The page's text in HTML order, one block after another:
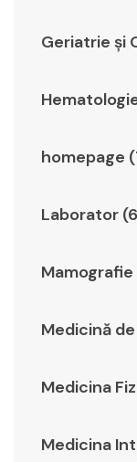
Geriatrie şi
homepage
Laborator
Medicină
Medicina
Medicina